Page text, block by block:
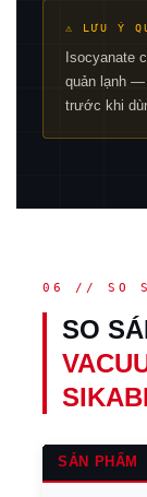
⚠ LƯU Ý
Isocyanate
quản lạnh —
trước khi
06 // SO
SO
SẢN PHẨM